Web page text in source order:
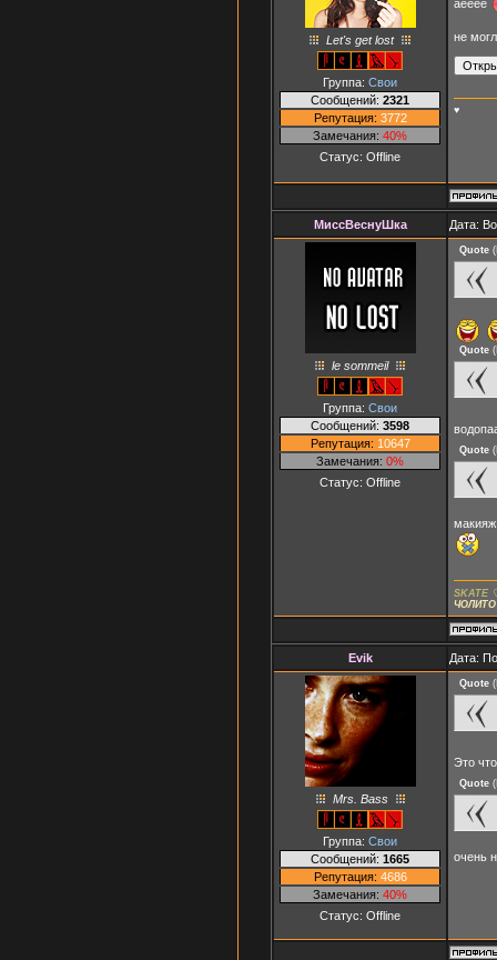
Let's get lost
Группа: Свои
Сообщений: 2321
Репутация: 3772
Замечания: 40%
Статус: Offline
аееее
не
♥
МиссВеснуШка Дата:
le sommeil
Группа: Свои
Сообщений: 3598
Репутация: 10647
Замечания: 0%
Статус: Offline
Quote (
Quote (
Quote (
макияж
SKATE
ЧОЛИТО
Evik Дата:
Mrs. Bass
Группа: Свои
Сообщений: 1665
Репутация: 4686
Замечания: 40%
Статус: Offline
Quote (
Это
Quote (
очень